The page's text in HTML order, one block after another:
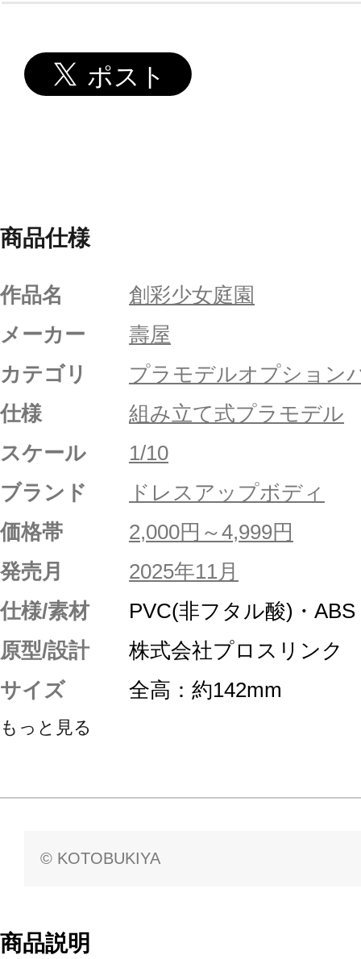
商品仕様
作品名
創彩少女庭園
メーカー
壽屋
カテゴリ
プラモデルオプション
仕様
組み立て式プラモデル
スケール
1/10
ブランド
ドレスアップボディ
価格帯
2,000円～4,999円
発売月
2025年11月
仕様/素材
PVC(非フタル酸)・ABS
原型/設計
株式会社プロスリンク
サイズ
全高：約142mm
もっと見る
© KOTOBUKIYA
商品説明